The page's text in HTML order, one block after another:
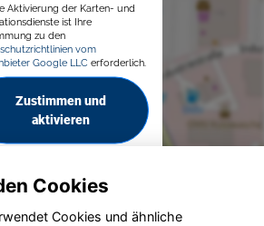
Aktivierung der Karten- und
ist Ihre
zu den
vom
Google LLC erforderlich.
Zustimmen und
aktivieren
Cookies
Cookies und ähnliche